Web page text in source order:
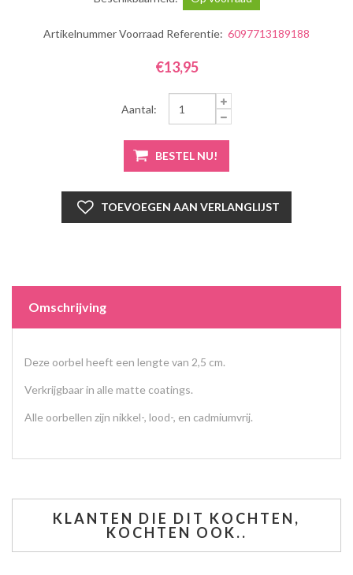
Artikelnummer Voorraad Referentie: 6097713189188
€13,95
Aantal:
Omschrijving
Deze oorbel heeft een lengte van 2,5 cm.
Verkrijgbaar in alle matte coatings.
Alle oorbellen zijn nikkel-, lood-, en cadmiumvrij.
KLANTEN DIE DIT KOCHTEN,
KOCHTEN OOK..